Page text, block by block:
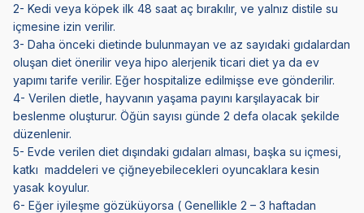
2- Kedi veya köpek ilk 48 saat aç bırakılır, ve yalnız distile su
içmesine izin verilir.
3- Daha önceki dietinde bulunmayan ve az sayıdaki gıdalardan
oluşan diet önerilir veya hipo alerjenik ticari diet ya da ev
yapımı tarife verilir. Eğer hospitalize edilmişse eve gönderilir.
4- Verilen dietle, hayvanın yaşama payını karşılayacak bir
beslenme oluşturur. Öğün sayısı günde 2 defa olacak şekilde
düzenlenir.
5- Evde verilen diet dışındaki gıdaları alması, başka su içmesi,
katkı maddeleri ve çiğneyebilecekleri oyuncaklara kesin
yasak koyulur.
6- Eğer iyileşme gözüküyorsa ( Genellikle 2 – 3 haftadan